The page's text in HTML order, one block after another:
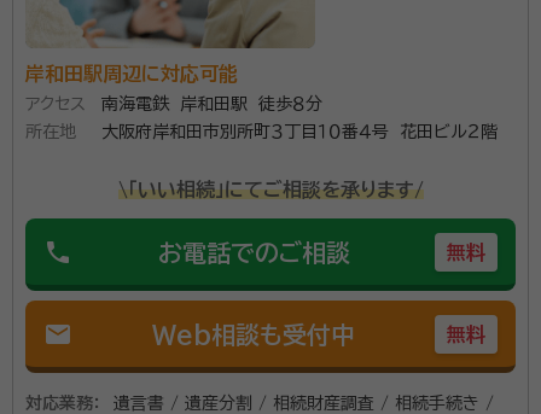
みさき公園駅 孝子駅 和歌山市駅
和歌山大学前駅
岸和田駅周辺に対応可能
アクセス
南海電鉄 岸和田駅 徒歩８分
所在地
大阪府岸和田市別所町３丁目１０番４号 花田ビル２階
\「いい相続」にてご相談を承ります/
phone お電話でのご相談 無料
mail Web相談も受付中 無料
対応業務：
遺言書 / 遺産分割 / 相続財産調査 / 相続手続き /